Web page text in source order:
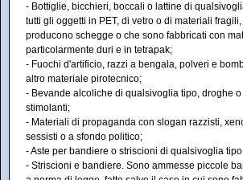
- Bottiglie, bicchieri, boccali o lattine di
tutti gli oggetti in PET, di vetro o di materiali
producono schegge o che sono fabbricati con
particolarmente duri e in tetrapak;
- Fuochi d'artificio, razzi a bengala, polveri e
altro materiale pirotecnico;
- Bevande alcoliche di qualsivoglia tipo, droghe o
stimolanti;
- Materiali di propaganda con slogan razzisti,
sessisti o a sfondo politico;
- Aste per bandiere o striscioni di qualsivoglia
- Striscioni e bandiere. Sono ammesse piccole